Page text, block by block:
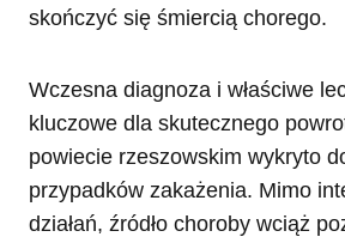
skończyć się śmiercią chorego.
Wczesna diagnoza i właściwe
kluczowe dla skutecznego
powiecie rzeszowskim wykryto
przypadków zakażenia. Mimo
działań, źródło choroby wciąż